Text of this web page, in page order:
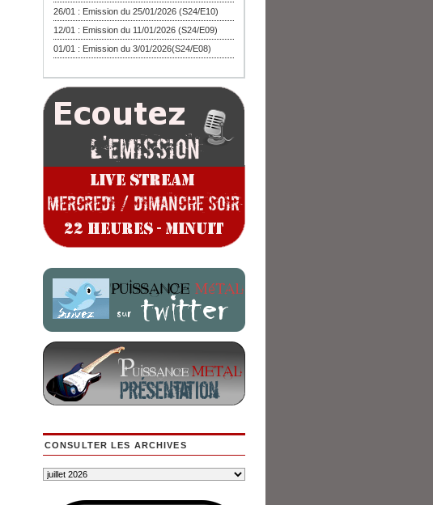
26/01 : Emission du 25/01/2026 (S24/E10)
12/01 : Emission du 11/01/2026 (S24/E09)
01/01 : Emission du 3/01/2026(S24/E08)
CONSULTER LES ARCHIVES